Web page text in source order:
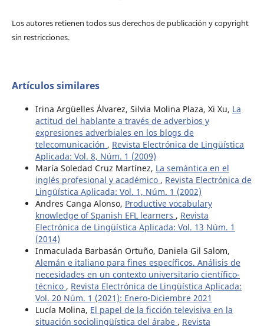
Los autores retienen todos sus derechos de publicación y copyright
sin restricciones.
Artículos similares
Irina Argüelles Álvarez, Silvia Molina Plaza, Xi Xu, La
actitud del hablante a través de adverbios y
expresiones adverbiales en los blogs de
telecomunicación , Revista Electrónica de Lingüística
Aplicada: Vol. 8, Núm. 1 (2009)
María Soledad Cruz Martínez, La semántica en el
inglés profesional y académico , Revista Electrónica de
Lingüística Aplicada: Vol. 1, Núm. 1 (2002)
Andres Canga Alonso, Productive vocabulary
knowledge of Spanish EFL learners , Revista
Electrónica de Lingüística Aplicada: Vol. 13 Núm. 1
(2014)
Inmaculada Barbasán Ortuño, Daniela Gil Salom,
Alemán e italiano para fines específicos. Análisis de
necesidades en un contexto universitario científico-
técnico , Revista Electrónica de Lingüística Aplicada:
Vol. 20 Núm. 1 (2021): Enero-Diciembre 2021
Lucía Molina, El papel de la ficción televisiva en la
situación sociolingüística del árabe , Revista